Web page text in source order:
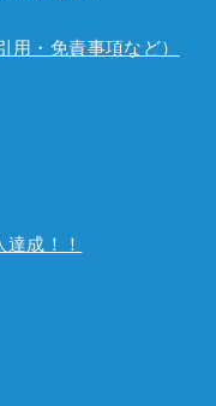
用・免責事項など）
成！！